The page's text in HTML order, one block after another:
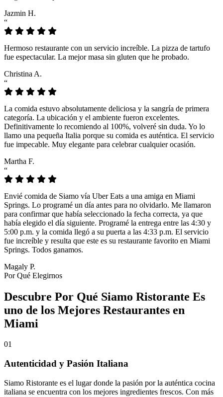
Jazmin H.
“
Hermoso restaurante con un servicio increíble. La pizza de tartufo
fue espectacular. La mejor masa sin gluten que he probado.
Christina A.
“
La comida estuvo absolutamente deliciosa y la sangría de primera
categoría. La ubicación y el ambiente fueron excelentes.
Definitivamente lo recomiendo al 100%, volveré sin duda. Yo lo
llamo una pequeña Italia porque su comida es auténtica. El servicio
fue impecable. Muy elegante para celebrar cualquier ocasión.
Martha F.
“
Envié comida de Siamo vía Uber Eats a una amiga en Miami
Springs. Lo programé un día antes para no olvidarlo. Me llamaron
para confirmar que había seleccionado la fecha correcta, ya que
había elegido el día siguiente. Programé la entrega entre las 4:30 y
5:00 p.m. y la comida llegó a su puerta a las 4:33 p.m. El servicio
fue increíble y resulta que este es su restaurante favorito en Miami
Springs. Todos ganamos.
Magaly P.
Por Qué Elegirnos
Descubre Por Qué Siamo Ristorante Es
uno de los Mejores Restaurantes en
Miami
01
Autenticidad y Pasión Italiana
Siamo Ristorante es el lugar donde la pasión por la auténtica cocina
italiana se encuentra con los mejores ingredientes frescos. Con más